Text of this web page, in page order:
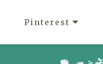
Pinterest